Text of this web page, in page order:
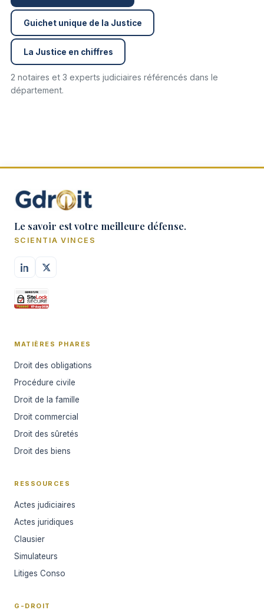
Guichet unique de la Justice
La Justice en chiffres
2 notaires et 3 experts judiciaires référencés dans le
département.
Le savoir est votre meilleure défense.
SCIENTIA VINCES
MATIÈRES PHARES
Droit des obligations
Procédure civile
Droit de la famille
Droit commercial
Droit des sûretés
Droit des biens
RESSOURCES
Actes judiciaires
Actes juridiques
Clausier
Simulateurs
Litiges Conso
G-DROIT